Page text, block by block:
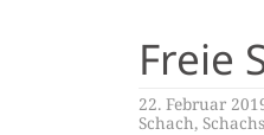
Freie
22. Februar
Schach,